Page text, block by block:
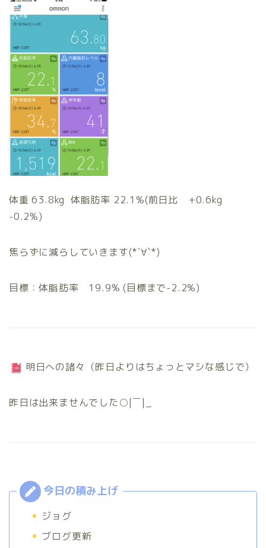
体重 63.8kg 体脂肪率 22.1%(前日比 +0.6kg
-0.2%)
焦らずに減らしていきます(*´∀`*)
目標：体脂肪率 19.9% (目標まで-2.2%)
明日への諸々（昨日よりはちょっとマシな感じで）
昨日は出来ませんでした○|￣|_
ジョグ
ブログ更新